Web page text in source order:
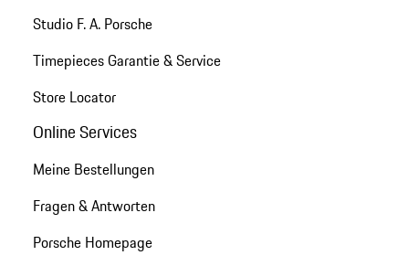
Studio F. A. Porsche
Timepieces Garantie & Service
Store Locator
Online Services
Meine Bestellungen
Fragen & Antworten
Porsche Homepage